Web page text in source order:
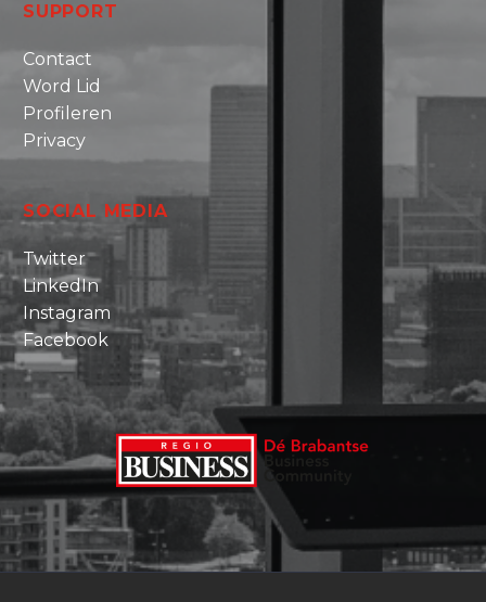
SUPPORT
Contact
Word Lid
Profileren
Privacy
SOCIAL MEDIA
Twitter
LinkedIn
Instagram
Facebook